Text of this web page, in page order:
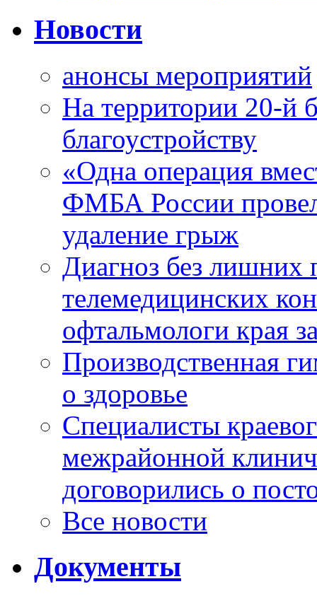
Новости
анонсы мероприятий
На территории 20-й
благоустройству
«Одна операция
ФМБА России
удаление грыж
Диагноз без лишних
телемедицинских
офтальмологи края
Производственная
о здоровье
Специалисты
межрайонной
договорились о
Все новости
Документы